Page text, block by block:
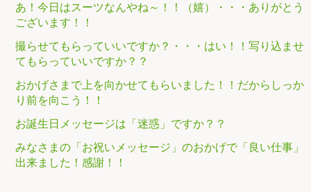
あ！今日はスーツなんやね～！！（嬉）・・・ありがとう
ございます！！
撮らせてもらっていいですか？・・・はい！！写り込ませ
てもらっていいですか？？
おかげさまで上を向かせてもらいました！！だからしっか
り前を向こう！！
お誕生日メッセージは「迷惑」ですか？？
みなさまの「お祝いメッセージ」のおかげで「良い仕事」
出来ました！感謝！！